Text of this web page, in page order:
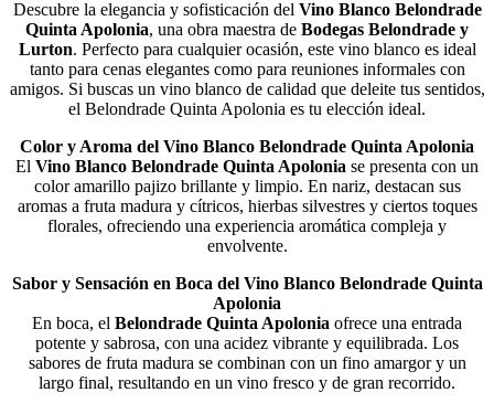
Descubre la elegancia y sofisticación del Vino Blanco Belondrade
Quinta Apolonia, una obra maestra de Bodegas Belondrade y
Lurton. Perfecto para cualquier ocasión, este vino blanco es ideal
tanto para cenas elegantes como para reuniones informales con
amigos. Si buscas un vino blanco de calidad que deleite tus sentidos,
el Belondrade Quinta Apolonia es tu elección ideal.
Color y Aroma del Vino Blanco Belondrade Quinta Apolonia
El Vino Blanco Belondrade Quinta Apolonia se presenta con un
color amarillo pajizo brillante y limpio. En nariz, destacan sus
aromas a fruta madura y cítricos, hierbas silvestres y ciertos toques
florales, ofreciendo una experiencia aromática compleja y
envolvente​.
Sabor y Sensación en Boca del Vino Blanco Belondrade Quinta
Apolonia
En boca, el Belondrade Quinta Apolonia ofrece una entrada
potente y sabrosa, con una acidez vibrante y equilibrada. Los
sabores de fruta madura se combinan con un fino amargor y un
largo final, resultando en un vino fresco y de gran recorrido.